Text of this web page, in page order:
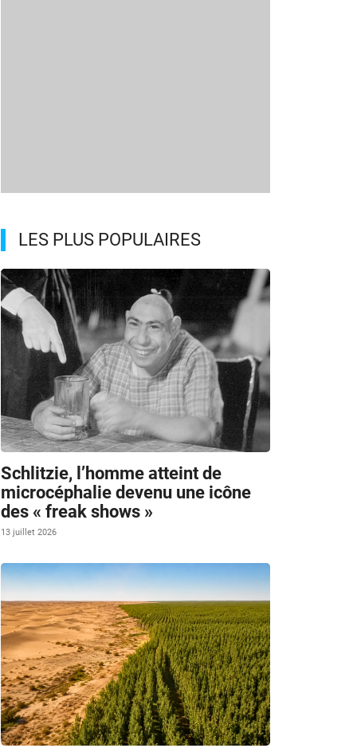
LES PLUS POPULAIRES
Schlitzie, l’homme atteint de
microcéphalie devenu une icône
des « freak shows »
13 juillet 2026